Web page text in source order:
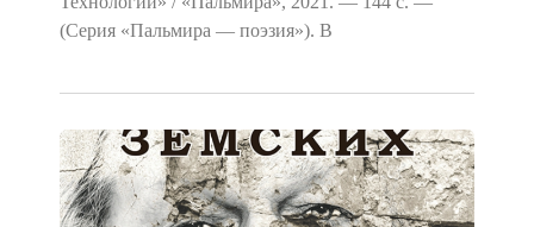
(Серия «Пальмира — поэзия»). В